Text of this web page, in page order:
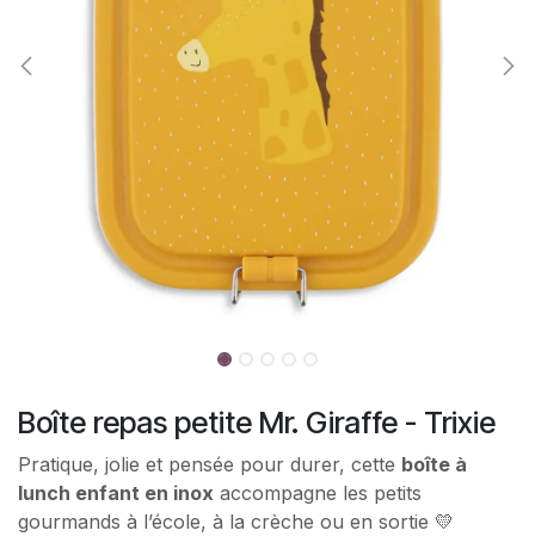
Boîte repas petite Mr. Giraffe - Trixie
Pratique, jolie et pensée pour durer, cette boîte à
lunch enfant en inox accompagne les petits
gourmands à l’école, à la crèche ou en sortie 💛